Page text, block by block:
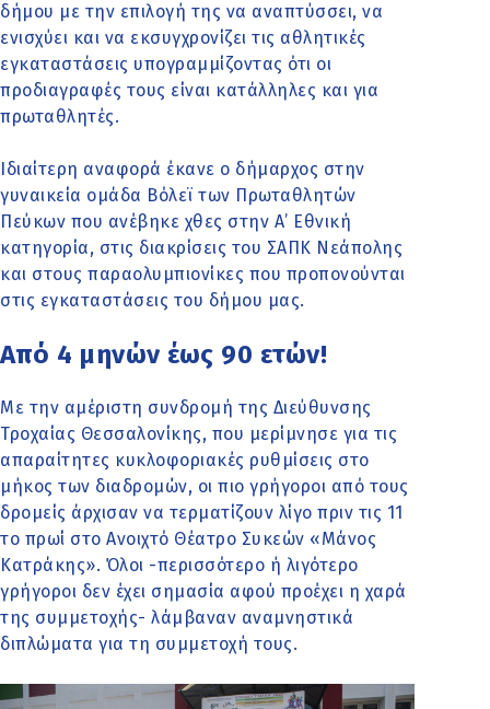
δήμου με την επιλογή της να αναπτύσσει, να
ενισχύει και να εκσυγχρονίζει τις αθλητικές
εγκαταστάσεις υπογραμμίζοντας ότι οι
προδιαγραφές τους είναι κατάλληλες και για
πρωταθλητές.
Ιδιαίτερη αναφορά έκανε ο δήμαρχος στην
γυναικεία ομάδα Βόλεϊ των Πρωταθλητών
Πεύκων που ανέβηκε χθες στην Α’ Εθνική
κατηγορία, στις διακρίσεις του ΣΑΠΚ Νεάπολης
και στους παραολυμπιονίκες που προπονούνται
στις εγκαταστάσεις του δήμου μας.
Από 4 μηνών έως 90 ετών!
Με την αμέριστη συνδρομή της Διεύθυνσης
Τροχαίας Θεσσαλονίκης, που μερίμνησε για τις
απαραίτητες κυκλοφοριακές ρυθμίσεις στο
μήκος των διαδρομών, οι πιο γρήγοροι από τους
δρομείς άρχισαν να τερματίζουν λίγο πριν τις 11
το πρωί στο Ανοιχτό Θέατρο Συκεών «Μάνος
Κατράκης». Όλοι -περισσότερο ή λιγότερο
γρήγοροι δεν έχει σημασία αφού προέχει η χαρά
της συμμετοχής- λάμβαναν αναμνηστικά
διπλώματα για τη συμμετοχή τους.